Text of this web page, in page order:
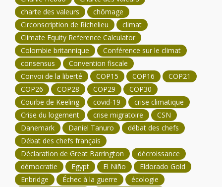
charte des valeurs
chômage
Circonscription de Richelieu
climat
Climate Equity Reference Calculator
Colombie britannique
Conférence sur le climat
consensus
Convention fiscale
Convoi de la liberté
COP15 COP16
COP21
COP26
COP28 COP29
COP30
Courbe de Keeling
covid-19
crise climatique
Crise du logement
crise migratoire
CSN
Danemark
Daniel Tanuro
débat des chefs
Débat des chefs français
Déclaration de Great Barrington
décroissance
démocratie
Egypt El Niño
Eldorado Gold
Enbridge
Échec à la guerre
écologie